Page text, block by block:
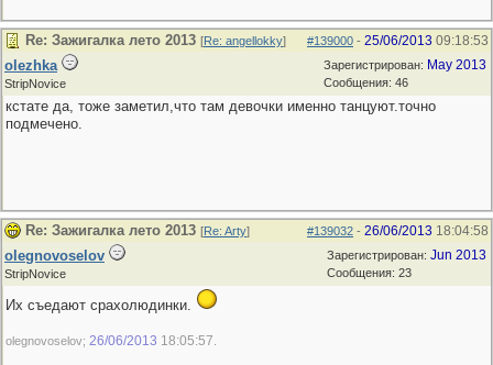
#139000 - 25/06/2013 09:18:53
Re: Зажигалка лето 2013 [Re: angellokky]
Зарегистрирован: May 2013
Сообщения: 46
olezhka
StripNovice
кстате да, тоже заметил,что там девочки именно танцуют.точно
подмечено.
#139032 - 26/06/2013 18:04:58
Re: Зажигалка лето 2013 [Re: Arty]
Зарегистрирован: Jun 2013
Сообщения: 23
olegnovoselov
StripNovice
Их съедают срахолюдинки.
olegnovoselov; 26/06/2013 18:05:57